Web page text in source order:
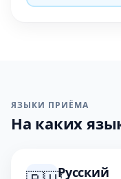
ЯЗЫКИ ПРИЁМА
На каких
Русский